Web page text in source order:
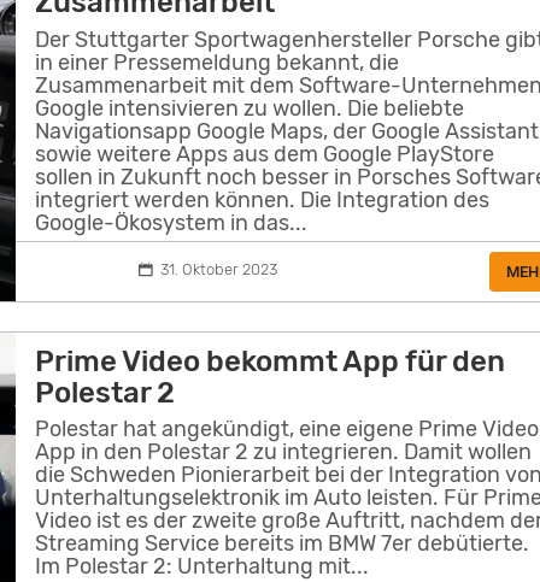
Der Stuttgarter Sportwagenhersteller Porsche
in einer Pressemeldung bekannt, die
Zusammenarbeit mit dem Software-
Google intensivieren zu wollen. Die beliebte
Navigationsapp Google Maps, der Google Assistant
sowie weitere Apps aus dem Google PlayStore
sollen in Zukunft noch besser in Porsches
integriert werden können. Die Integration des
Google-Ökosystem in das...
31. Oktober 2023
Prime Video bekommt App für den
Polestar 2
Polestar hat angekündigt, eine eigene Prime Video
App in den Polestar 2 zu integrieren. Damit wollen
die Schweden Pionierarbeit bei der Integration
Unterhaltungselektronik im Auto leisten. Für
Video ist es der zweite große Auftritt, nachdem
Streaming Service bereits im BMW 7er debütierte.
Im Polestar 2: Unterhaltung mit...